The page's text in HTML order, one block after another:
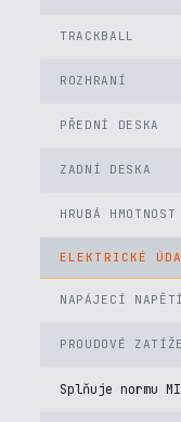
TRACKBALL
ROZHRANÍ
PŘEDNÍ DESKA
ZADNÍ DESKA
HRUBÁ HMOTNOST
ELEKTRICKÉ
NAPÁJECÍ NAPĚTÍ
PROUDOVÉ
Splňuje normu